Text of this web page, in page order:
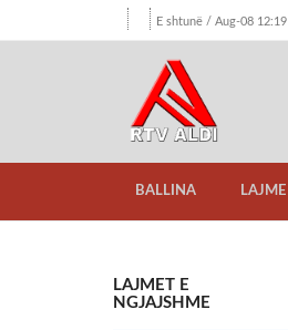
E shtunë / Aug-08 12:19
BALLINA LAJME
LAJMET E
NGJAJSHME